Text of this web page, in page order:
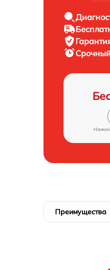
Преимущества